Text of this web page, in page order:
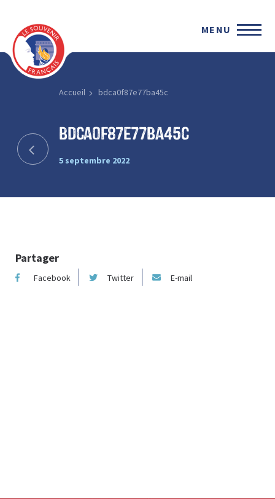
MENU
Accueil bdca0f87e77ba45c
bdca0f87e77ba45c
5 septembre 2022
Partager
Facebook Twitter E-mail